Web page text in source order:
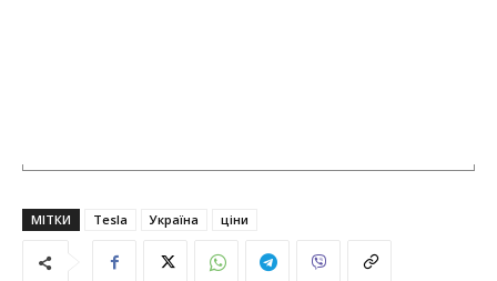
МІТКИ Tesla Україна ціни